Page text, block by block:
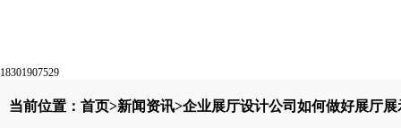
18301907529
当前位置： 首页>新闻资讯>企业展厅设计公司如何做好展厅展